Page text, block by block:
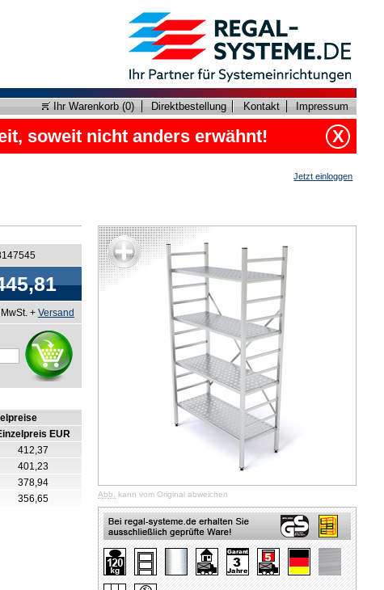
Ihr Warenkorb (0) Direktbestellung Kontakt Impressum
soweit nicht anders erwähnt! X
Jetzt einloggen
Abb. kann vom Original abweichen
+ Versand
EUR
412,37
401,23
378,94
356,65